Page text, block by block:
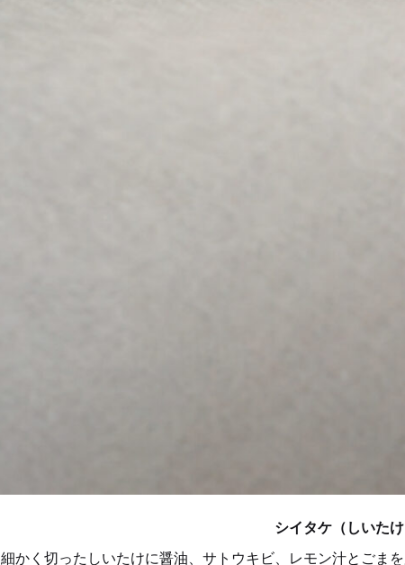
シイタケ（しいた
細かく切ったしいたけに醤油、サトウキビ、レモン汁とごま